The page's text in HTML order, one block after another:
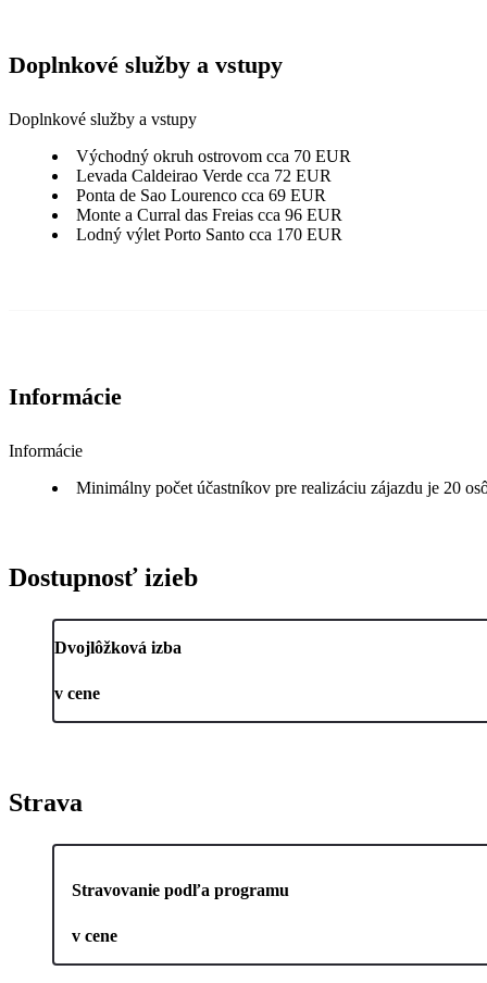
Doplnkové služby a vstupy
Doplnkové služby a vstupy
Východný okruh ostrovom cca 70 EUR
Levada Caldeirao Verde cca 72 EUR
Ponta de Sao Lourenco cca 69 EUR
Monte a Curral das Freias cca 96 EUR
Lodný výlet Porto Santo cca 170 EUR
Informácie
Informácie
Minimálny počet účastníkov pre realizáciu zájazdu je 20
Dostupnosť izieb
Dvojlôžková izba
v cene
Strava
Stravovanie podľa programu
v cene